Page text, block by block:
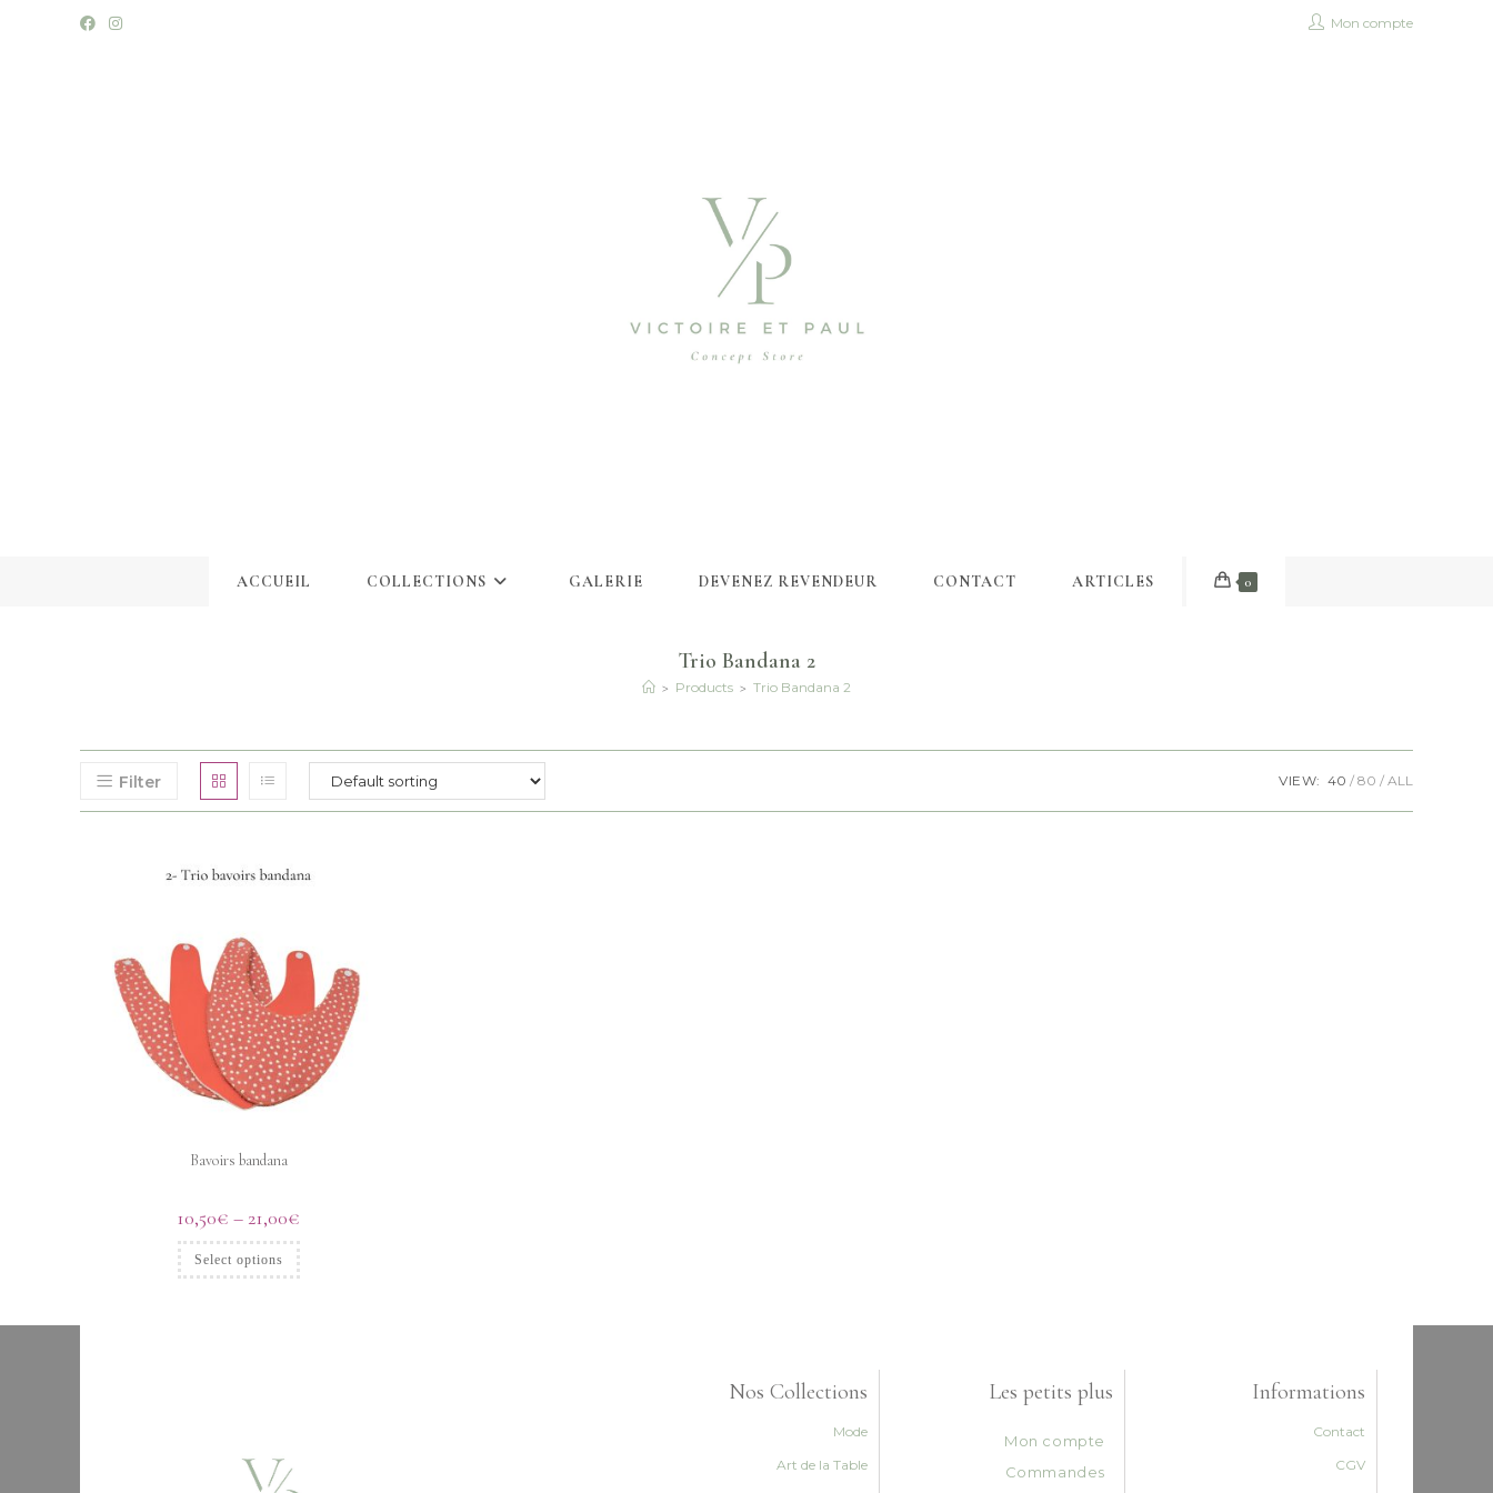
Mon compte
ACCUEIL COLLECTIONS GALERIE DEVENEZ REVENDEUR CONTACT ARTICLES 0
Trio Bandana 2
> Products > Trio Bandana 2
Filter VIEW: 40 80 ALL
Bavoirs bandana
10,50€ – 21,00€
Select options
Nos Collections
Mode
Art de la Table
Les petits plus
Mon compte
Commandes
Informations
Contact
CGV